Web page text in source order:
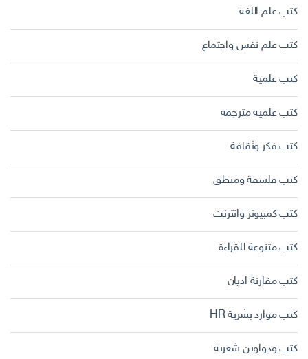
كتب علم اللغة
كتب علم نفس واجتماع
كتب علمية
كتب علمية مترجمة
كتب فكر وثقافة
كتب فلسفة ومنطق
كتب كمبيوتر وانترنت
كتب متنوعة للقراءة
كتب مقارنة اديان
كتب موارد بشرية HR
كتب ودواوين شعرية